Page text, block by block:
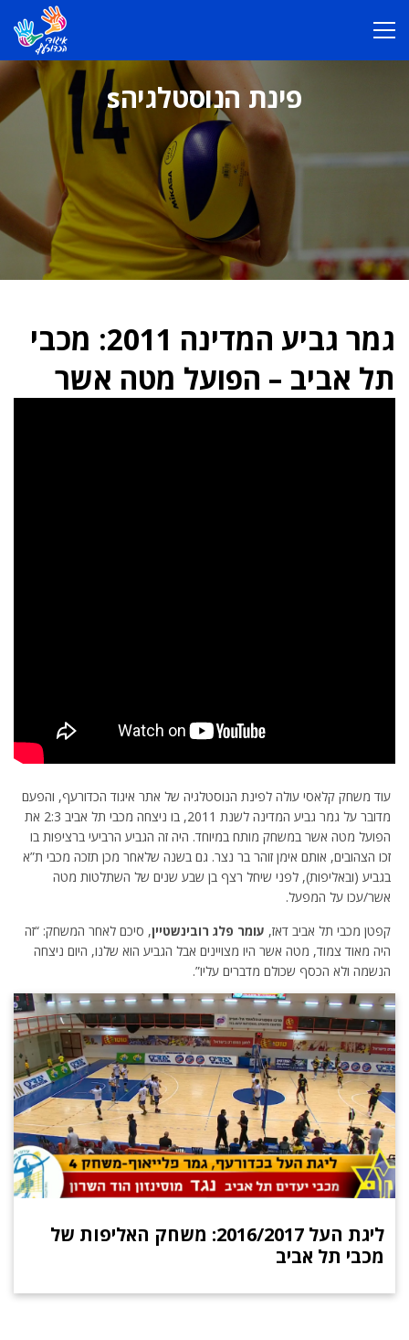
פינת הנוסטלגיהs
גמר גביע המדינה 2011: מכבי
תל אביב – הפועל מטה אשר
עוד משחק קלאסי עולה לפינת הנוסטלגיה של אתר איגוד הכדורעף, והפעם
מדובר על גמר גביע המדינה לשנת 2011, בו ניצחה מכבי תל אביב 2:3 את
הפועל מטה אשר במשחק מותח במיוחד. היה זה הגביע הרביעי ברציפות בו
זכו הצהובים, אותם אימן זוהר בר נצר. גם בשנה שלאחר מכן תזכה מכבי ת”א
בגביע (ובאליפות), לפני שיחל רצף בן שבע שנים של השתלטות מטה
אשר/עכו על המפעל.
קפטן מכבי תל אביב דאז, עומר פלג רובינשטיין, סיכם לאחר המשחק: “זה
היה מאוד צמוד, מטה אשר היו מצויינים אבל הגביע הוא שלנו, היום ניצחה
הנשמה ולא הכסף שכולם מדברים עליו”.
ליגת העל 2016/2017: משחק האליפות של
מכבי תל אביב